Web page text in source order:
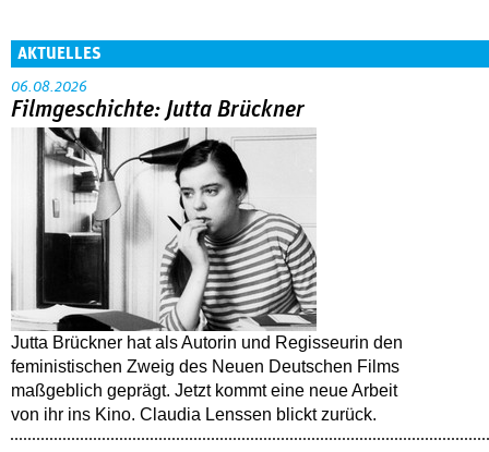
AKTUELLES
06.08.2026
Filmgeschichte: Jutta Brückner
Jutta Brückner hat als Autorin und Regisseurin den
feministischen Zweig des Neuen Deutschen Films
maßgeblich geprägt. Jetzt kommt eine neue Arbeit
von ihr ins Kino. Claudia Lenssen blickt zurück.